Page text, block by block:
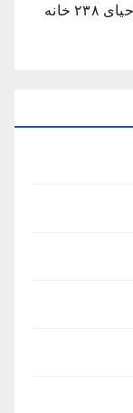
مذاکره شهرداری مشهد با مالکان برای احیای ۲۳۸ خانه